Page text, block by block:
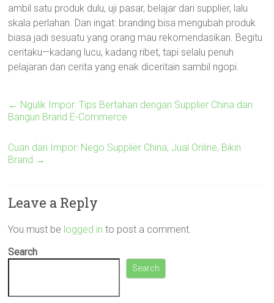
ambil satu produk dulu, uji pasar, belajar dari supplier, lalu
skala perlahan. Dan ingat: branding bisa mengubah produk
biasa jadi sesuatu yang orang mau rekomendasikan. Begitu
ceritaku—kadang lucu, kadang ribet, tapi selalu penuh
pelajaran dan cerita yang enak diceritain sambil ngopi.
← Ngulik Impor: Tips Bertahan dengan Supplier China dan
Bangun Brand E-Commerce
Cuan dari Impor: Nego Supplier China, Jual Online, Bikin
Brand →
Leave a Reply
You must be logged in to post a comment.
Search
Search